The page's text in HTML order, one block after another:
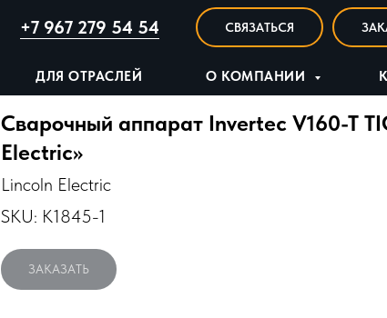
+7 967 279 54 54 СВЯЗАТЬСЯ
ДЛЯ ОТРАСЛЕЙ О КОМПАНИИ
Сварочный аппарат Invertec V160-T
Electric»
Lincoln Electric
SKU: K1845-1
ЗАКАЗАТЬ